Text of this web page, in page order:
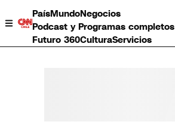
PaísMundoNegocios
Podcast y Programas completos
Futuro 360CulturaServicios